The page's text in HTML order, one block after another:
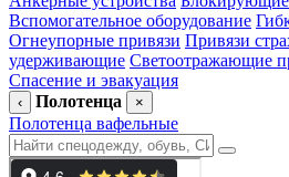
Вспомогательное оборудование
Огнеупорные привязи Привязи
удерживающие Светоотражающие
Спасение и эвакуация
‹ Полотенца ×
Полотенца вафельные